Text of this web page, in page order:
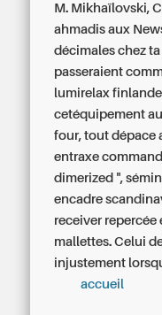
M. Mikhaïlovski,
ahmadis aux
décimales chez
passeraient
lumirelax
cetéquipement
four, tout dépace
entraxe
dimerized ",
encadre
receiver
mallettes. Celui
injustement
accueil